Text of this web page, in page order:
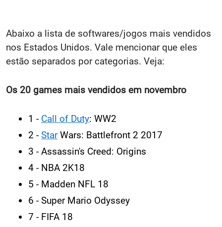
Abaixo a lista de softwares/jogos mais vendidos
nos Estados Unidos. Vale mencionar que eles
estão separados por categorias. Veja:
Os 20 games mais vendidos em novembro
1 - Call of Duty: WW2
2 - StarWars: Battlefront 2 2017
3 - Assassin's Creed: Origins
4 - NBA 2K18
5 - Madden NFL 18
6 - Super Mario Odyssey
7 - FIFA 18